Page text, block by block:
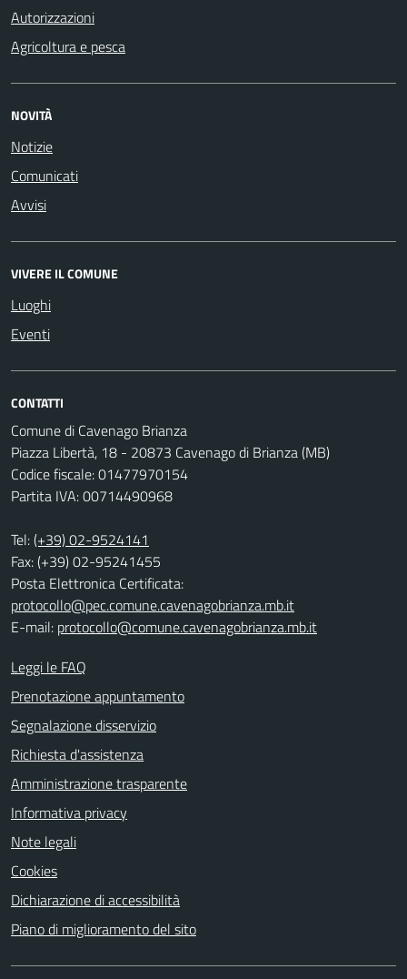
Autorizzazioni
Agricoltura e pesca
NOVITÀ
Notizie
Comunicati
Avvisi
VIVERE IL COMUNE
Luoghi
Eventi
CONTATTI
Comune di Cavenago Brianza
Piazza Libertà, 18 - 20873 Cavenago di Brianza (MB)
Codice fiscale: 01477970154
Partita IVA: 00714490968
Tel:(+39) 02-9524141
Fax: (+39) 02-95241455
Posta Elettronica Certificata:
protocollo@pec.comune.cavenagobrianza.mb.it
E-mail: protocollo@comune.cavenagobrianza.mb.it
Leggi le FAQ
Prenotazione appuntamento
Segnalazione disservizio
Richiesta d'assistenza
Amministrazione trasparente
Informativa privacy
Note legali
Cookies
Dichiarazione di accessibilità
Piano di miglioramento del sito